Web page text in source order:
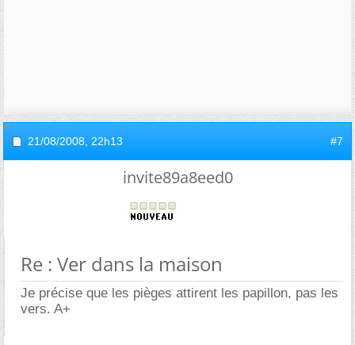
21/08/2008, 22h13 #7
invite89a8eed0
Re : Ver dans la maison
Je précise que les pièges attirent les papillon, pas les
vers. A+